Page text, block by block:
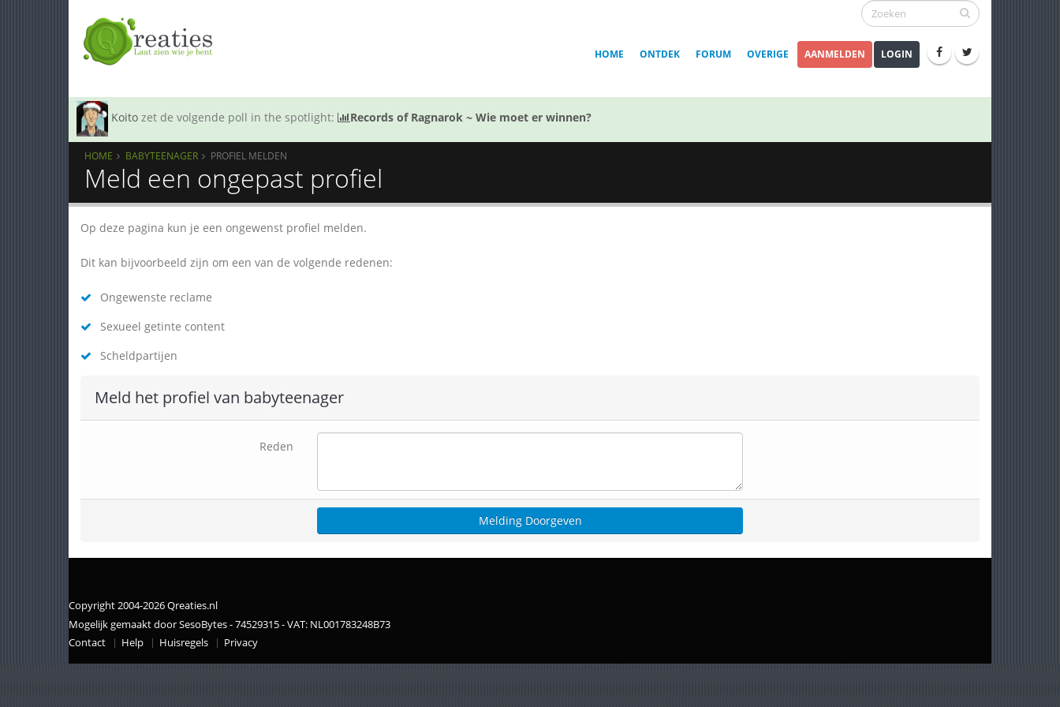
HOME ONTDEK FORUM OVERIGE AANMELDEN LOGIN
Koito zet de volgende poll in the spotlight: Records of Ragnarok ~ Wie moet er winnen?
HOME BABYTEENAGER PROFIEL MELDEN
Meld een ongepast profiel
Op deze pagina kun je een ongewenst profiel melden.
Dit kan bijvoorbeeld zijn om een van de volgende redenen:
Ongewenste reclame
Sexueel getinte content
Scheldpartijen
Meld het profiel van babyteenager
Reden
Copyright 2004-2026 Qreaties.nl
Mogelijk gemaakt door SesoBytes - 74529315 - VAT: NL001783248B73
Contact
Help Huisregels Privacy